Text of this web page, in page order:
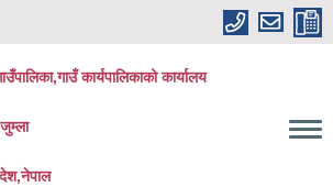
कार्यपालिकाको कार्यालय